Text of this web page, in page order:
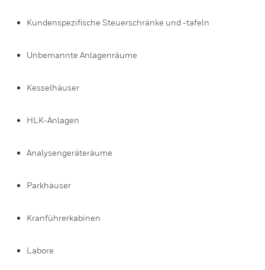
Kundenspezifische Steuerschränke und -tafeln
Unbemannte Anlagenräume
Kesselhäuser
HLK-Anlagen
Analysengeräteräume
Parkhäuser
Kranführerkabinen
Labore